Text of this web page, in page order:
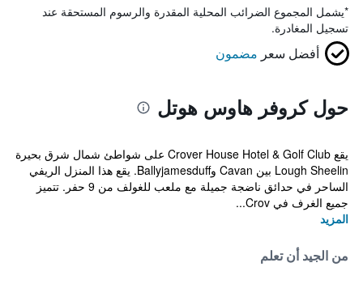
*يشمل المجموع الضرائب المحلية المقدرة والرسوم المستحقة عند
تسجيل المغادرة.
أفضل سعر مضمون
حول كروفر هاوس هوتل
يقع Crover House Hotel & Golf Club على شواطئ شمال شرق بحيرة
Lough Sheelin بين Cavan وBallyjamesduff. يقع هذا المنزل الريفي
الساحر في حدائق ناضجة جميلة مع ملعب للغولف من 9 حفر. تتميز
جميع الغرف في Crov...
المزيد
من الجيد أن تعلم